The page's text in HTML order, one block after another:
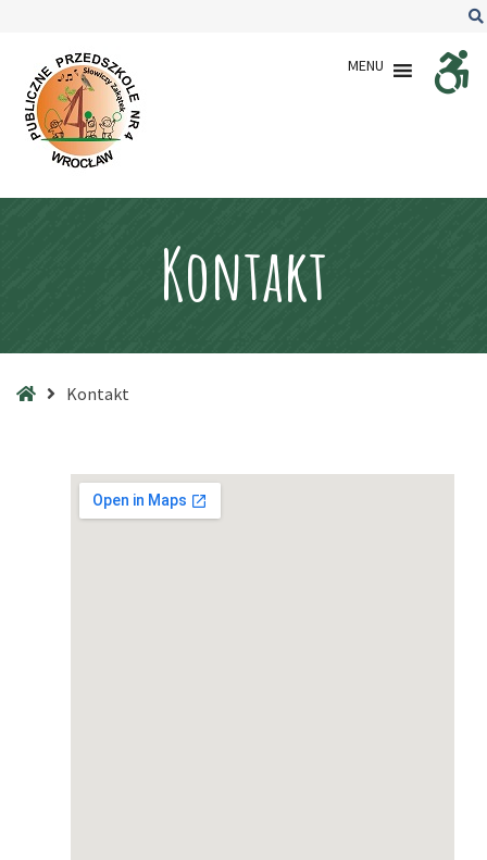
MENU
Kontakt
StronaKontakt